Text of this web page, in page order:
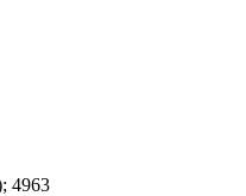
4963